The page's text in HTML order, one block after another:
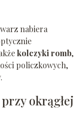
nabiera
kolczyki romb,
policzkowych,
okrągłej